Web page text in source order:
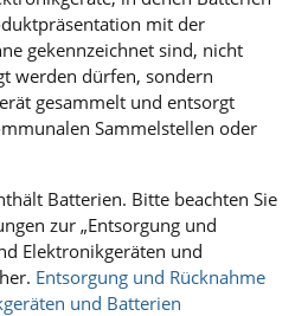
mit der
gekennzeichnet sind, nicht
werden dürfen, sondern
gesammelt und entsorgt
Sammel­stellen oder
Batterien. Bitte beachten Sie
zur „Entsorgung und
Elektronikgeräten und
Entsorgung und Rücknahme
und Batterien